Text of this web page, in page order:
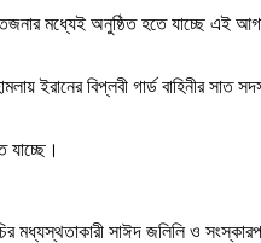
মধ্যেই অনুষ্ঠিত হতে যাচ্ছে এই
ইরানের বিপ্লবী গার্ড বাহিনীর
যাচ্ছে।
মধ্যস্থতাকারী সাঈদ জলিলি ও